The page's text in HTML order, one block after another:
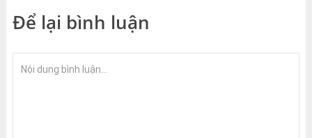
Để lại bình luận